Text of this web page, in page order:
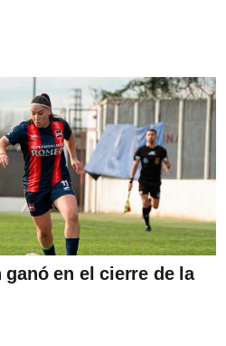
en el cierre de la